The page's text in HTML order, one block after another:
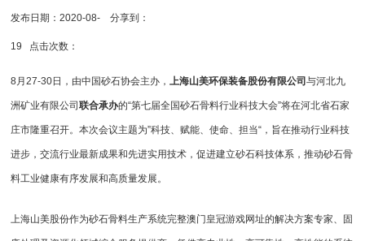
分享到：
发布日期：2020-08-
19 点击次数：
8月27-30日，由中国砂石协会主办，上海山美环保装备股份有限公司与河北九
洲矿业有限公司联合承办的“第七届全国砂石骨料行业科技大会”将在河北省石家
庄市隆重召开。本次会议主题为”科技、赋能、使命、担当“，旨在推动行业科技
进步，交流行业最新成果和先进实用技术，促进建立砂石科技体系，推动砂石骨
料工业健康有序发展和高质量发展。
上海山美股份作为砂石骨料生产系统完整澳门皇冠游戏网址的解决方案专家、固